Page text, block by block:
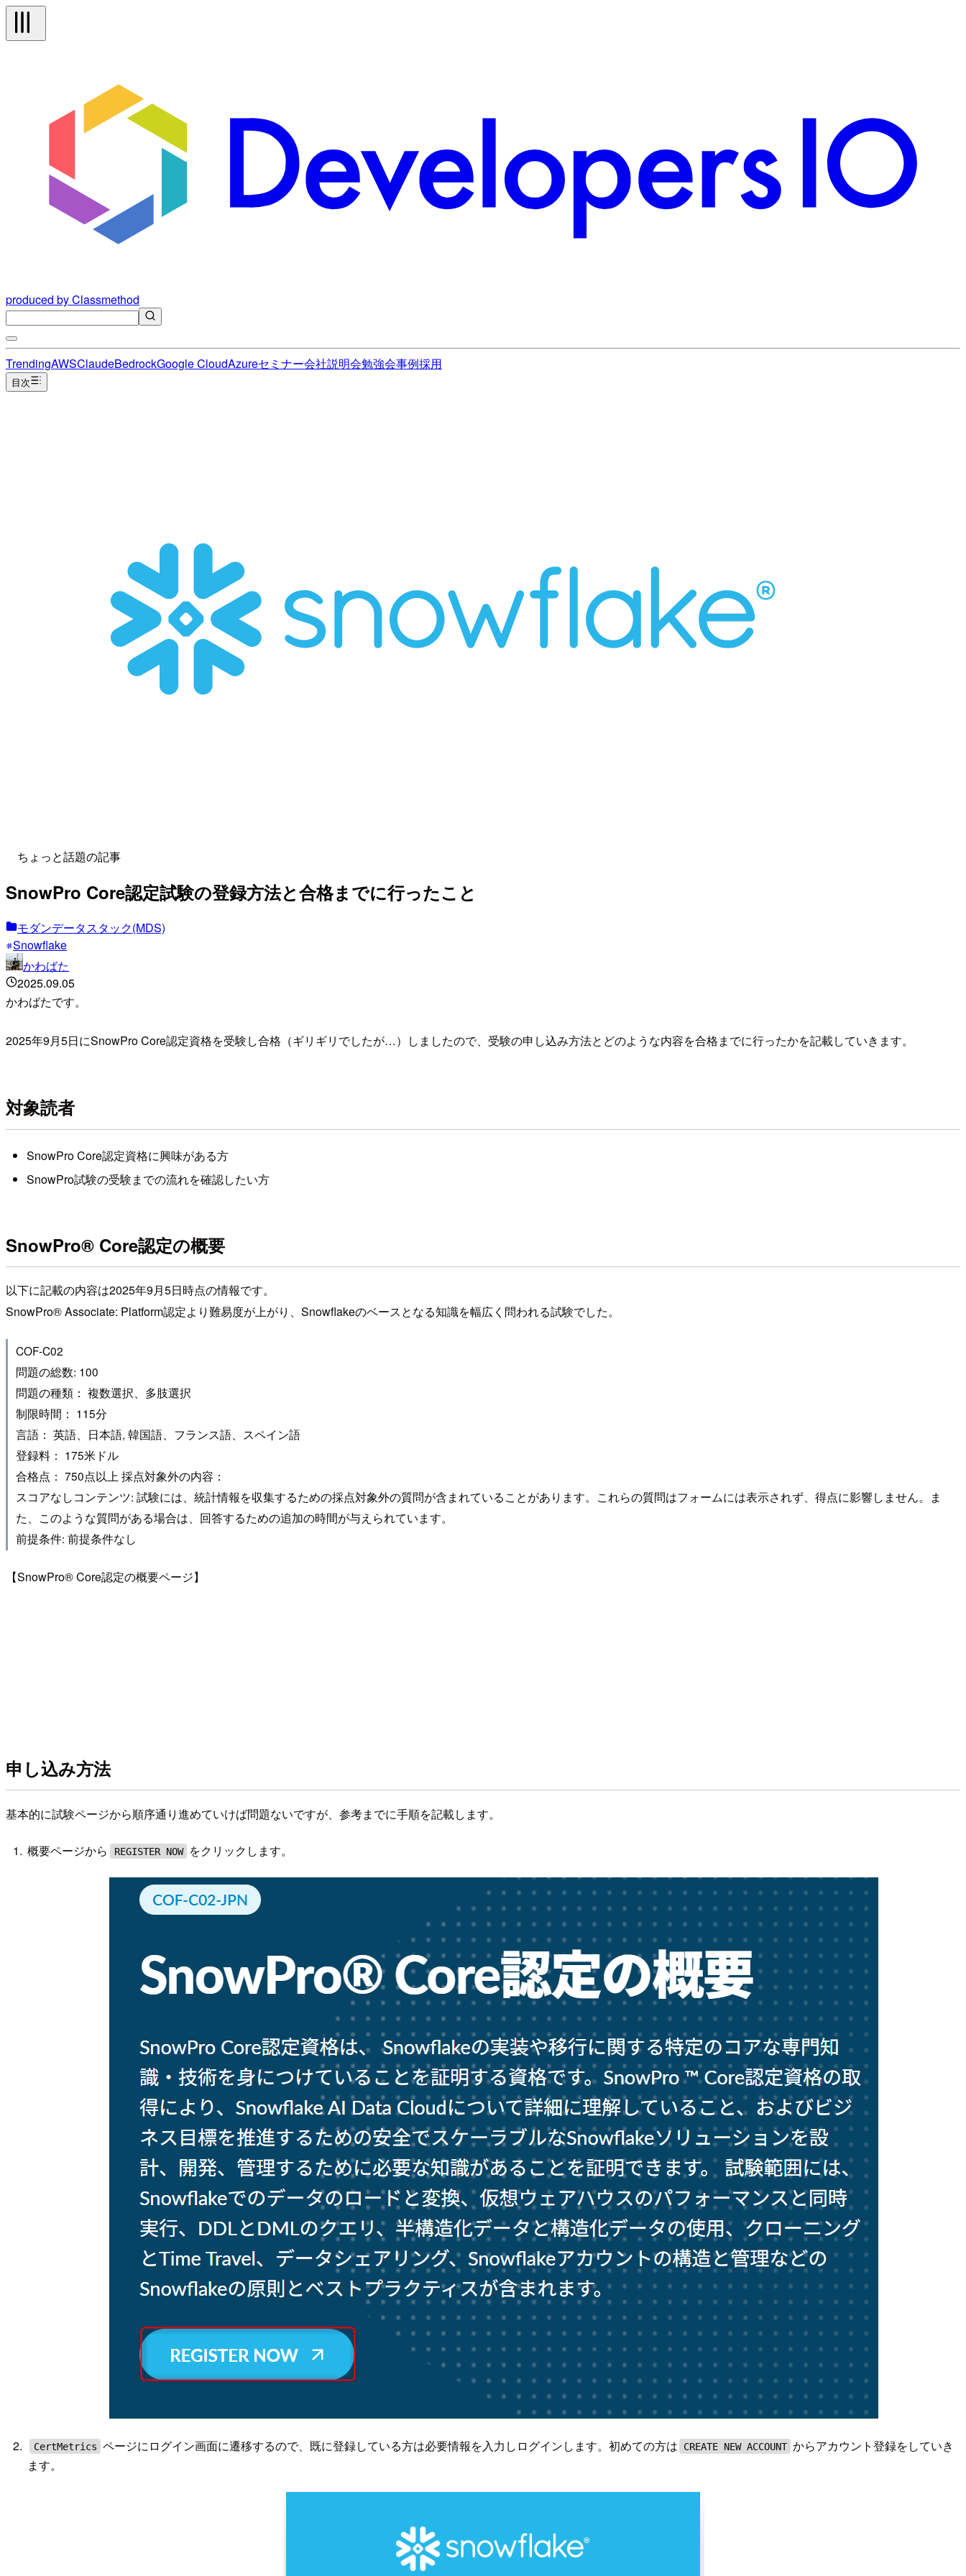
produced by Classmethod
TrendingAWSClaudeBedrockGoogle CloudAzureセミナー会社説明会勉強会事例採用
目次
ちょっと話題の記事
SnowPro Core認定試験の登録方法と合格までに行ったこと
モダンデータスタック(MDS)
Snowflake
かわばた
2025.09.05
かわばたです。
2025年9月5日にSnowPro Core認定資格を受験し合格（ギリギリでしたが…）しましたので、受験の申し込み方法とどのような内容を合格までに行ったかを記載していきます。
対象読者
SnowPro Core認定資格に興味がある方
SnowPro試験の受験までの流れを確認したい方
SnowPro® Core認定の概要
以下に記載の内容は2025年9月5日時点の情報です。
SnowPro® Associate: Platform認定より難易度が上がり、Snowflakeのベースとなる知識を幅広く問われる試験でした。
COF-C02
問題の総数: 100
問題の種類： 複数選択、多肢選択
制限時間： 115分
言語： 英語、日本語, 韓国語、フランス語、スペイン語
登録料： 175米ドル
合格点： 750点以上 採点対象外の内容：
スコアなしコンテンツ: 試験には、統計情報を収集するための採点対象外の質問が含まれていることがあります。これらの質問はフォームには表示されず、得点に影響しません。ま
た、このような質問がある場合は、回答するための追加の時間が与えられています。
前提条件: 前提条件なし
【SnowPro® Core認定の概要ページ】
申し込み方法
基本的に試験ページから順序通り進めていけば問題ないですが、参考までに手順を記載します。
概要ページから REGISTER NOW をクリックします。
CertMetrics ページにログイン画面に遷移するので、既に登録している方は必要情報を入力しログインします。初めての方は CREATE NEW ACCOUNT からアカウント登録をしていき
ます。